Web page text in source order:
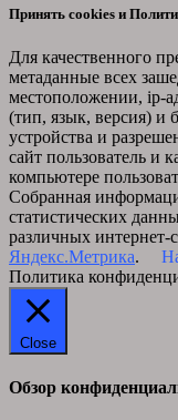
Принять cookies и
Для качественного
метаданные всех
местоположении, ip-
(тип, язык, версия) и
устройства и
сайт пользователь и
компьютере
Собранная
статистических
различных интернет-
Яндекс.Метрика.
Политика
Close
Обзор